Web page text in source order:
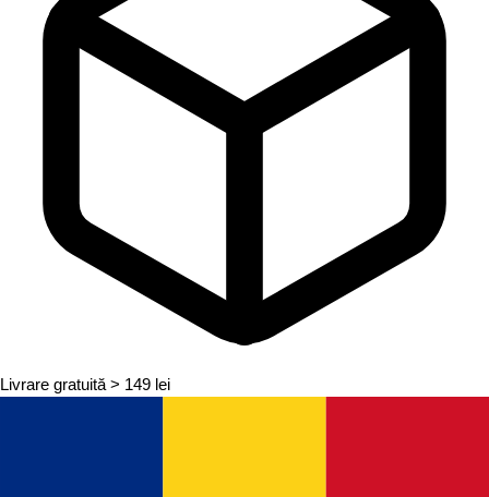
Livrare gratuită > 149 lei